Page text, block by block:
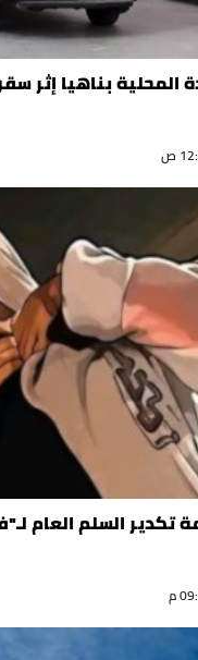
المحلية بناهيا إثر
تكدير السلم العام